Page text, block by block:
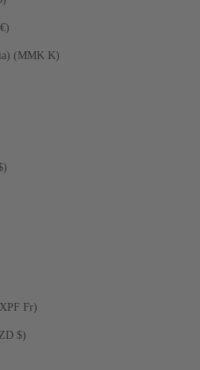
Mozambico (EUR €)
Myanmar (Birmania) (MMK K)
C$)
Nuova Caledonia (XPF Fr)
Nuova Zelanda (NZD $)